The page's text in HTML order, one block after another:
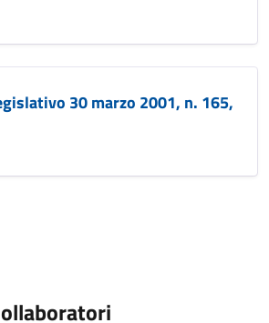
30 marzo 2001, n. 165,